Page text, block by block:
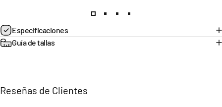
Página 1
Página 2
Página 3Página 4
Especificaciones
Guía de tallas
Reseñas de Clientes